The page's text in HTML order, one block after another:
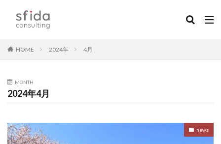
HOME 2024年 4月
MONTH
2024年4月
news